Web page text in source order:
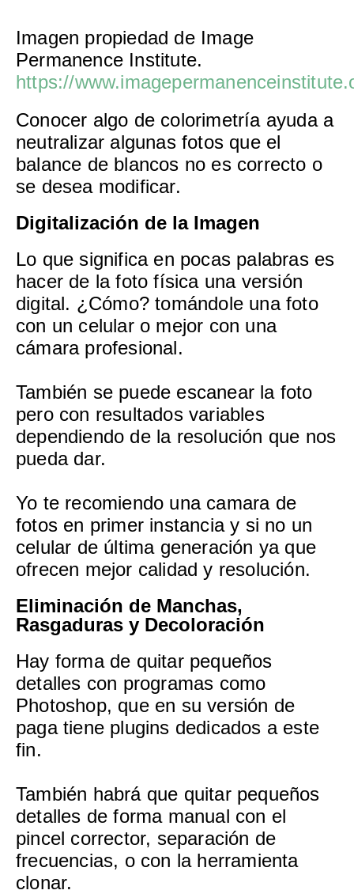
Imagen propiedad de Image
Permanence Institute.
https://
Conocer algo de colorimetría ayuda a
neutralizar algunas fotos que el
balance de blancos no es correcto o
se desea modificar.
Digitalización de la Imagen
Lo que significa en pocas palabras es
hacer de la foto física una versión
digital. ¿Cómo? tomándole una foto
con un celular o mejor con una
cámara profesional.
También se puede escanear la foto
pero con resultados variables
dependiendo de la resolución que nos
pueda dar.
Yo te recomiendo una camara de
fotos en primer instancia y si no un
celular de última generación ya que
ofrecen mejor calidad y resolución.
Eliminación de Manchas,
Rasgaduras y Decoloración
Hay forma de quitar pequeños
detalles con programas como
Photoshop, que en su versión de
paga tiene plugins dedicados a este
fin.
También habrá que quitar pequeños
detalles de forma manual con el
pincel corrector, separación de
frecuencias, o con la herramienta
clonar.